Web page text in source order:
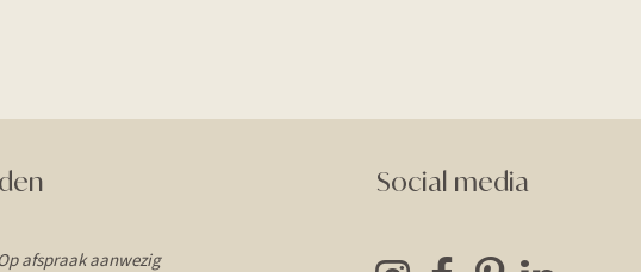
afspraak aanwezig
Social media